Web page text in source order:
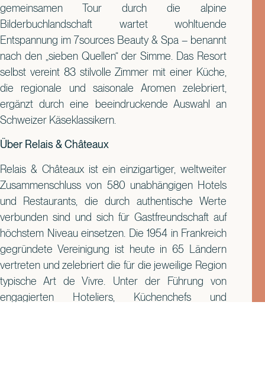
gemeinsamen Tour durch die alpine
Bilderbuchlandschaft wartet wohltuende
Entspannung im 7sources Beauty & Spa – benannt
nach den „sieben Quellen“ der Simme. Das Resort
selbst vereint 83 stilvolle Zimmer mit einer Küche,
die regionale und saisonale Aromen zelebriert,
ergänzt durch eine beeindruckende Auswahl an
Schweizer Käseklassikern.
Über Relais & Châteaux
Relais & Châteaux ist ein einzigartiger,weltweiter
Zusammenschluss von 580 unabhängigen Hotels
und Restaurants, die durch authentische Werte
verbunden sind und sich für Gastfreundschaft auf
höchstem Niveau einsetzen. Die 1954 in Frankreich
gegründete Vereinigung ist heute in 65 Ländern
vertreten und zelebriert die für die jeweilige Region
typische Art de Vivre. Unter der Führung von
engagierten Hoteliers, Küchenchefs und